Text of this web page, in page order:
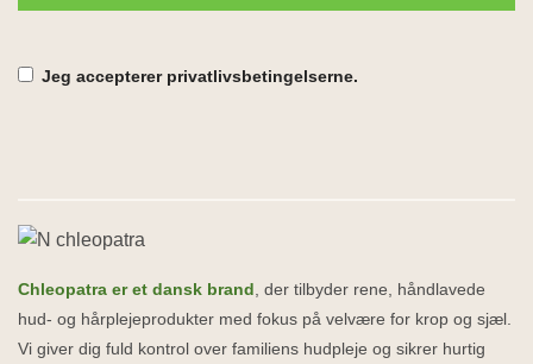
Jeg accepterer privatlivsbetingelserne.
Chleopatra er et dansk brand , der tilbyder rene, håndlavede
hud- og hårplejeprodukter med fokus på velvære for krop og sjæl.
Vi giver dig fuld kontrol over familiens hudpleje og sikrer hurtig